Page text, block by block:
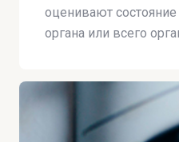
оценивают
органа или всего